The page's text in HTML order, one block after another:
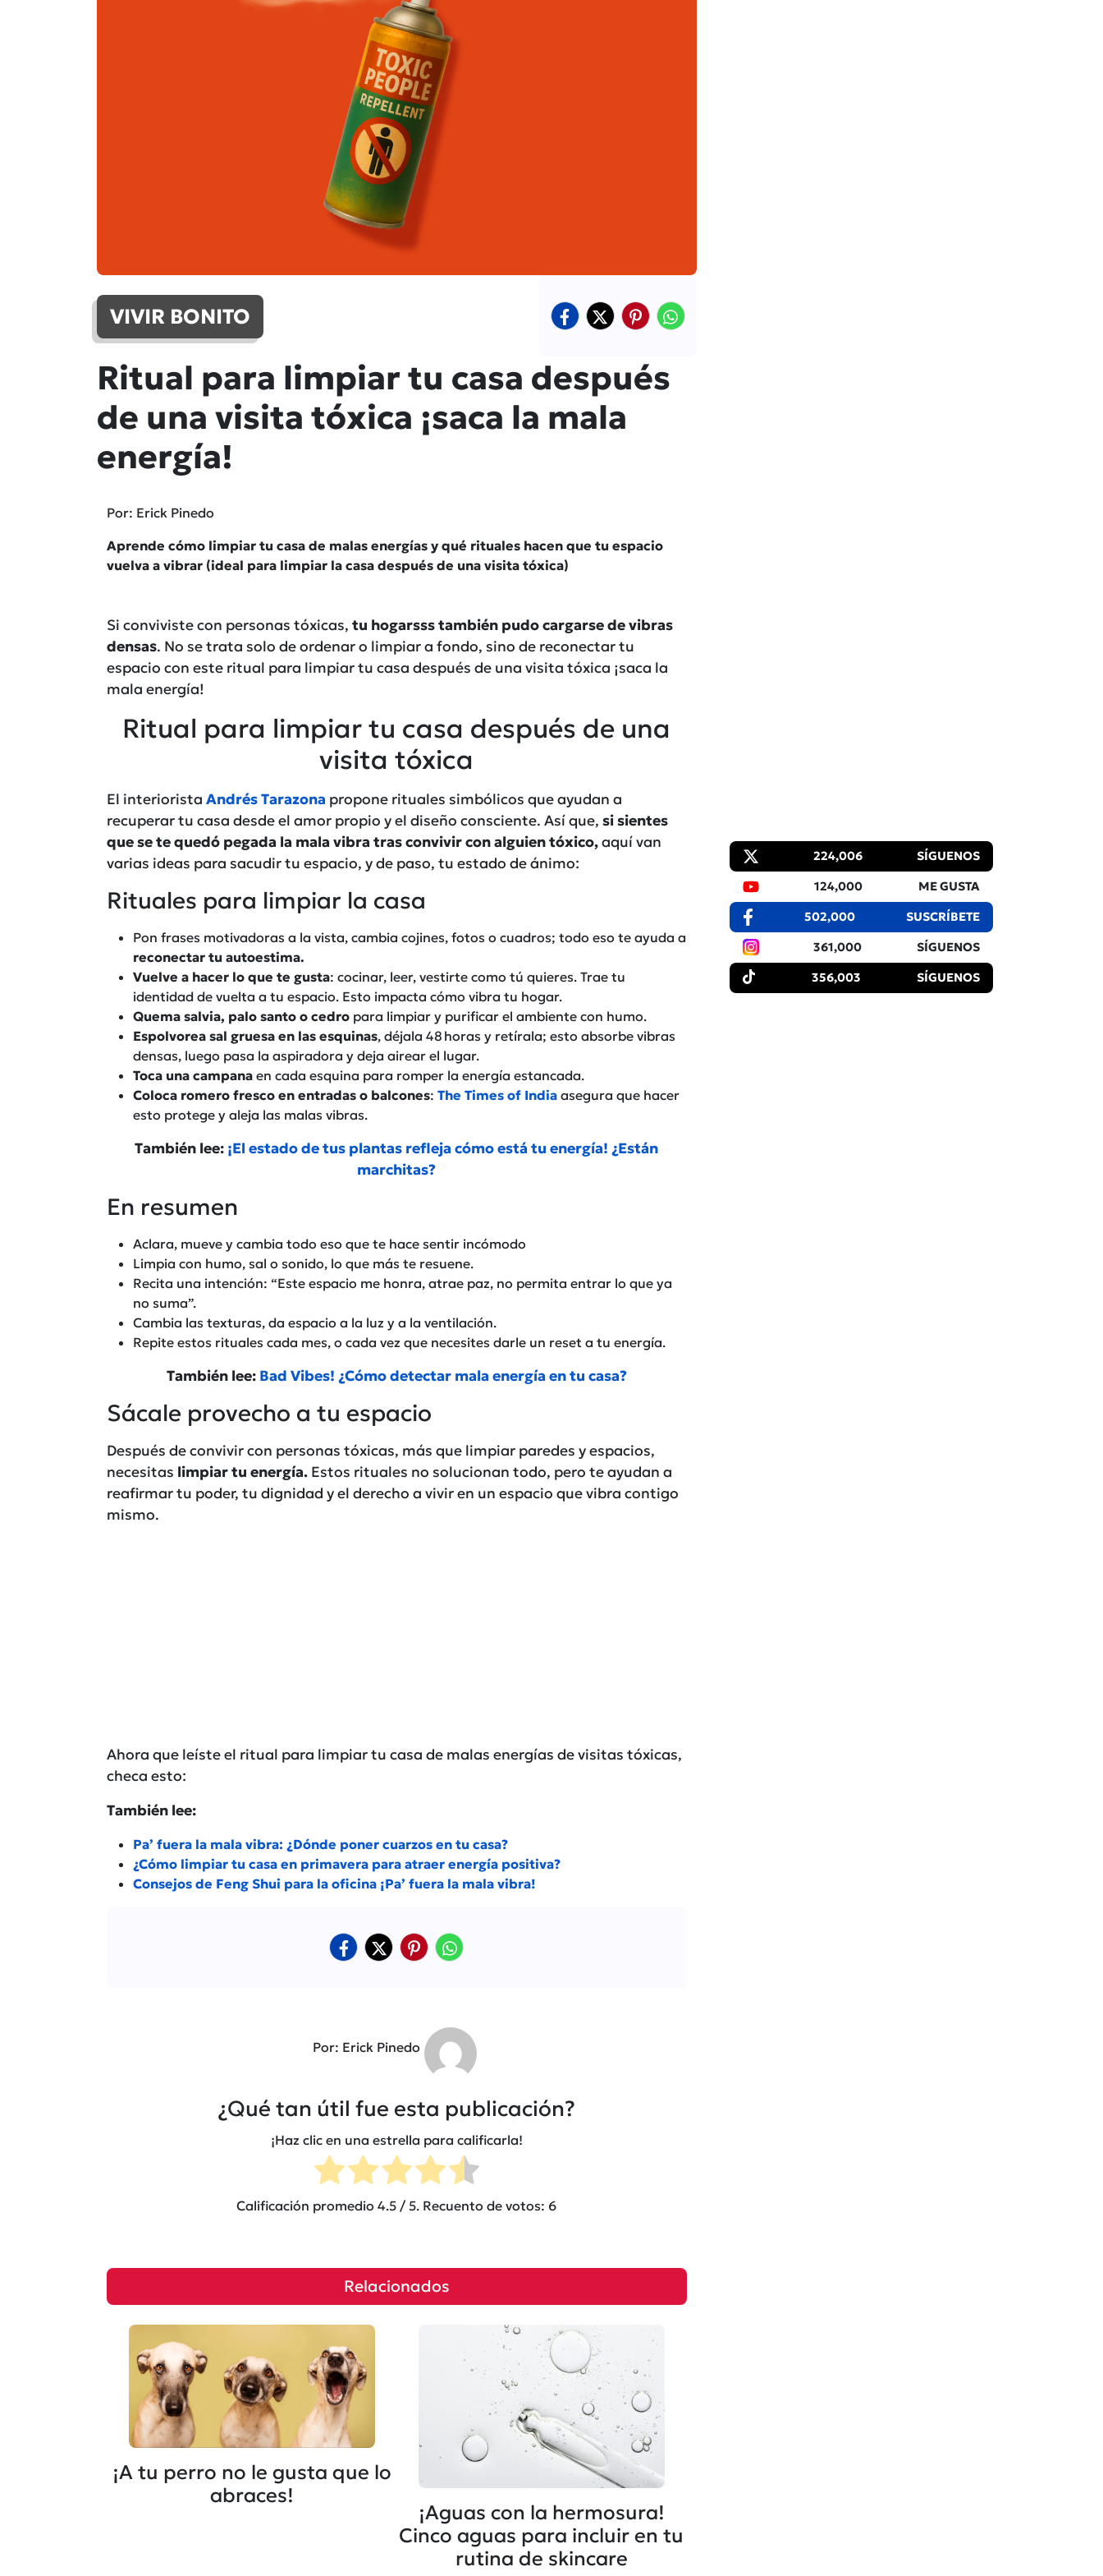
VIVIR BONITO
Ritual para limpiar tu casa después
de una visita tóxica ¡saca la mala
energía!
Por: Erick Pinedo
Aprende cómo limpiar tu casa de malas energías y qué rituales hacen que tu espacio
vuelva a vibrar (ideal para limpiar la casa después de una visita tóxica)
Si conviviste con personas tóxicas, tu hogarsss también pudo cargarse de vibras
densas. No se trata solo de ordenar o limpiar a fondo, sino de reconectar tu
espacio con este ritual para limpiar tu casa después de una visita tóxica ¡saca la
mala energía!
Ritual para limpiar tu casa después de una
visita tóxica
El interiorista Andrés Tarazona propone rituales simbólicos que ayudan a
recuperar tu casa desde el amor propio y el diseño consciente. Así que, si sientes
que se te quedó pegada la mala vibra tras convivir con alguien tóxico,aquí van
varias ideas para sacudir tu espacio, y de paso, tu estado de ánimo:
Rituales para limpiar la casa
Pon frases motivadoras a la vista, cambia cojines, fotos o cuadros; todo eso te ayuda a
reconectar tu autoestima.
Vuelve a hacer lo que te gusta: cocinar, leer, vestirte como tú quieres. Trae tu
identidad de vuelta a tu espacio. Esto impacta cómo vibra tu hogar.
Quema salvia, palo santo o cedro para limpiar y purificar el ambiente con humo.
Espolvorea sal gruesa en las esquinas, déjala 48 horas y retírala; esto absorbe vibras
densas, luego pasa la aspiradora y deja airear el lugar.
Toca una campana en cada esquina para romper la energía estancada.
Coloca romero fresco en entradas o balcones: The Times of India asegura que hacer
esto protege y aleja las malas vibras.
También lee: ¡El estado de tus plantas refleja cómo está tu energía! ¿Están
marchitas?
En resumen
Aclara, mueve y cambia todo eso que te hace sentir incómodo
Limpia con humo, sal o sonido, lo que más te resuene.
Recita una intención: “Este espacio me honra, atrae paz, no permita entrar lo que ya
no suma”.
Cambia las texturas, da espacio a la luz y a la ventilación.
Repite estos rituales cada mes, o cada vez que necesites darle un reset a tu energía.
También lee: Bad Vibes! ¿Cómo detectar mala energía en tu casa?
Sácale provecho a tu espacio
Después de convivir con personas tóxicas, más que limpiar paredes y espacios,
necesitas limpiar tu energía. Estos rituales no solucionan todo, pero te ayudan a
reafirmar tu poder, tu dignidad y el derecho a vivir en un espacio que vibra contigo
mismo.
Ahora que leíste el ritual para limpiar tu casa de malas energías de visitas tóxicas,
checa esto:
También lee:
Pa’ fuera la mala vibra: ¿Dónde poner cuarzos en tu casa?
¿Cómo limpiar tu casa en primavera para atraer energía positiva?
Consejos de Feng Shui para la oficina ¡Pa’ fuera la mala vibra!
Por: Erick Pinedo
¿Qué tan útil fue esta publicación?
¡Haz clic en una estrella para calificarla!
Calificación promedio4.5 / 5. Recuento de votos: 6
Relacionados
¡A tu perro no le gusta que lo
abraces!
¡Aguas con la hermosura!
Cinco aguas para incluir en tu
rutina de skincare
224,006 SÍGUENOS
124,000 ME GUSTA
502,000 SUSCRÍBETE
361,000 SÍGUENOS
356,003 SÍGUENOS